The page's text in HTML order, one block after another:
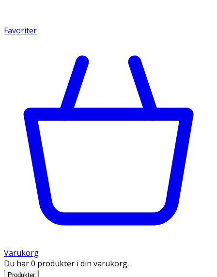
Favoriter
Varukorg
Du har 0 produkter i din varukorg.
Produkter